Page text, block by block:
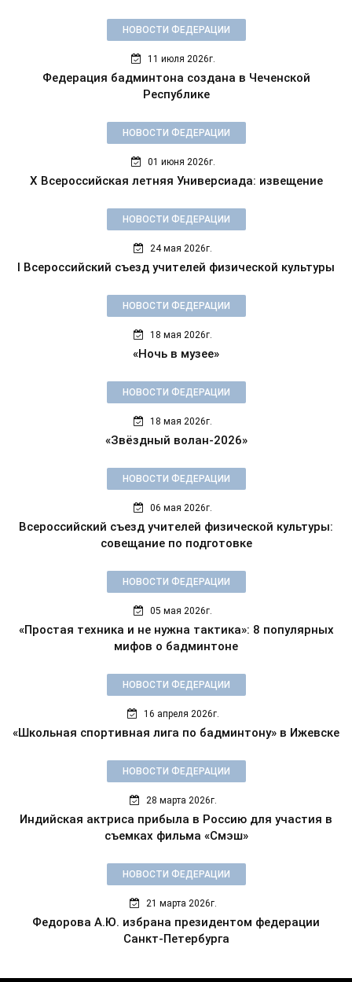
НОВОСТИ ФЕДЕРАЦИИ
11 июля 2026г.
Федерация бадминтона создана в Чеченской
Республике
НОВОСТИ ФЕДЕРАЦИИ
01 июня 2026г.
X Всероссийская летняя Универсиада: извещение
НОВОСТИ ФЕДЕРАЦИИ
24 мая 2026г.
I Всероссийский съезд учителей физической культуры
НОВОСТИ ФЕДЕРАЦИИ
18 мая 2026г.
«Ночь в музее»
НОВОСТИ ФЕДЕРАЦИИ
18 мая 2026г.
«Звёздный волан-2026»
НОВОСТИ ФЕДЕРАЦИИ
06 мая 2026г.
Всероссийский съезд учителей физической культуры:
совещание по подготовке
НОВОСТИ ФЕДЕРАЦИИ
05 мая 2026г.
«Простая техника и не нужна тактика»: 8 популярных
мифов о бадминтоне
НОВОСТИ ФЕДЕРАЦИИ
16 апреля 2026г.
«Школьная спортивная лига по бадминтону» в Ижевске
НОВОСТИ ФЕДЕРАЦИИ
28 марта 2026г.
Индийская актриса прибыла в Россию для участия в
съемках фильма «Смэш»
НОВОСТИ ФЕДЕРАЦИИ
21 марта 2026г.
Федорова А.Ю. избрана президентом федерации
Санкт-Петербурга